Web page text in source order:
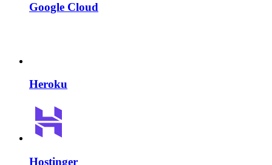
Google Cloud
Heroku
Hostinger